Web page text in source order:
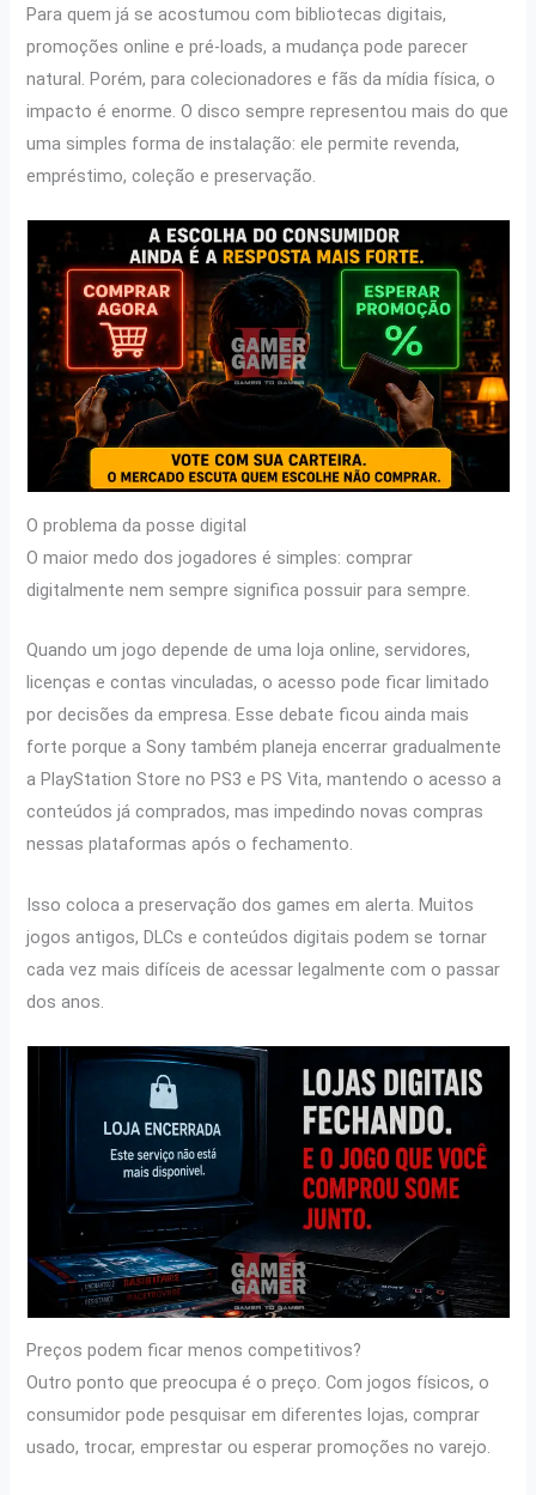
Para quem já se acostumou com bibliotecas digitais,
promoções online e pré-loads, a mudança pode parecer
natural. Porém, para colecionadores e fãs da mídia física, o
impacto é enorme. O disco sempre representou mais do que
uma simples forma de instalação: ele permite revenda,
empréstimo, coleção e preservação.
O problema da posse digital
O maior medo dos jogadores é simples: comprar
digitalmente nem sempre significa possuir para sempre.
Quando um jogo depende de uma loja online, servidores,
licenças e contas vinculadas, o acesso pode ficar limitado
por decisões da empresa. Esse debate ficou ainda mais
forte porque a Sony também planeja encerrar gradualmente
a PlayStation Store no PS3 e PS Vita, mantendo o acesso a
conteúdos já comprados, mas impedindo novas compras
nessas plataformas após o fechamento.
Isso coloca a preservação dos games em alerta. Muitos
jogos antigos, DLCs e conteúdos digitais podem se tornar
cada vez mais difíceis de acessar legalmente com o passar
dos anos.
Preços podem ficar menos competitivos?
Outro ponto que preocupa é o preço. Com jogos físicos, o
consumidor pode pesquisar em diferentes lojas, comprar
usado, trocar, emprestar ou esperar promoções no varejo.